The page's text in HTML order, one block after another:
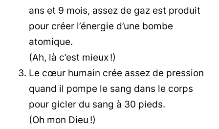
ans et 9 mois, assez de gaz est produit
pour créer l’énergie d’une bombe
atomique.
(Ah, là c’est mieux !)
Le cœur humain crée assez de pression
quand il pompe le sang dans le corps
pour gicler du sang à 30 pieds.
(Oh mon Dieu !)